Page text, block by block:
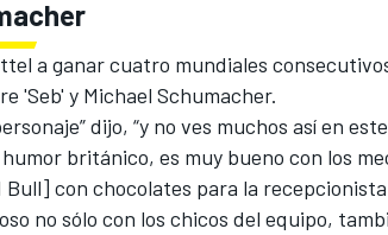
a ganar cuatro mundiales
'Seb' y Michael Schumacher.
dijo, “y no ves muchos así en
británico, es muy bueno con los
Bull] con chocolates para la
no sólo con los chicos del equipo,